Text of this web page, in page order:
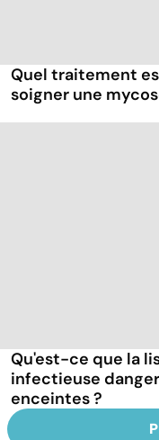
Quel traitement
soigner une
Qu'est-ce que la
infectieuse
enceintes ?